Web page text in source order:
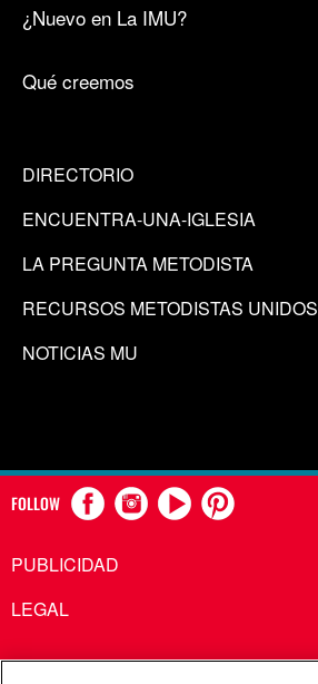
¿Nuevo en La IMU?
Qué creemos
DIRECTORIO
ENCUENTRA-UNA-IGLESIA
LA PREGUNTA METODISTA
RECURSOS METODISTAS UNIDOS
NOTICIAS MU
FOLLOW
PUBLICIDAD
LEGAL